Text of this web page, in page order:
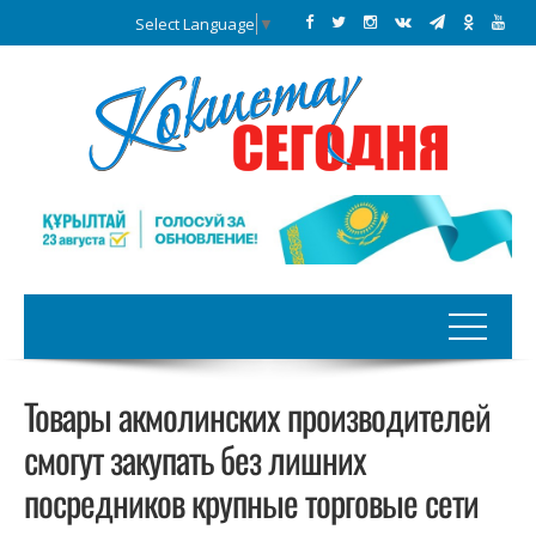
Select Language ▼
Товары акмолинских производителей
смогут закупать без лишних
посредников крупные торговые сети